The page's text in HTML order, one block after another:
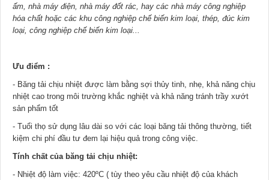
ấm, nhà máy điện, nhà máy đốt rác, hay các nhà máy công nghiệp
hóa chất hoặc các khu công nghiệp chế biến kim loại, thép, đúc kim
loại, công nghiệp chế biến kim loại...
Ưu điểm :
- Băng tải chịu nhiệt được làm bằng sợi thủy tinh, nhẹ, khả năng chịu
nhiệt cao trong môi trường khắc nghiệt và khả năng tránh trầy xướt
sản phẩm tốt
- Tuổi thọ sử dụng lâu dài so với các loại băng tải thông thường, tiết
kiệm chi phí đầu tư đem lại hiệu quả trong công việc.
Tính chất của băng tải chịu nhiệt:
- Nhiệt độ làm việc: 420ºC ( tùy theo yêu cầu nhiệt độ của khách